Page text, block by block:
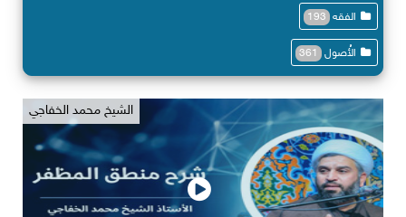
الفقه 193
الأُصول 361
الشيخ محمد الخفاجي